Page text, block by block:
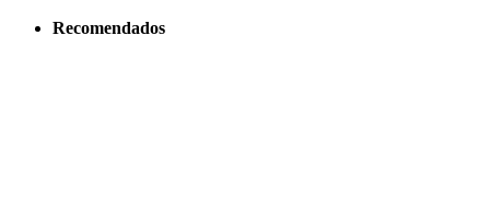
Recomendados